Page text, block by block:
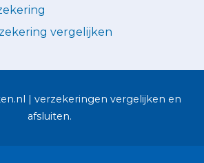
vergelijken
| verzekeringen vergelijken en
afsluiten.